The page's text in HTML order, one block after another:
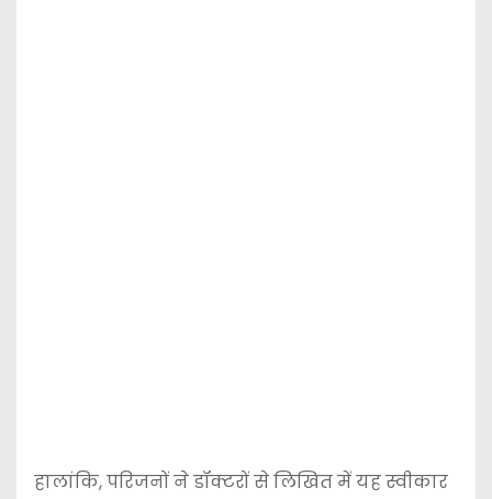
हालांकि, परिजनों ने डॉक्टरों से लिखित में यह स्वीकार